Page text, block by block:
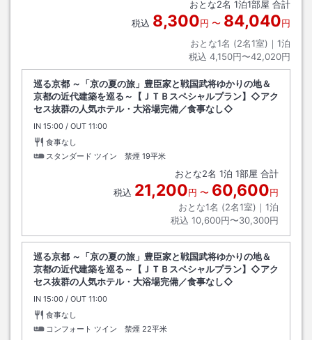
おとな2名 1泊1部屋 合計
税込 8,300円 〜 84,040円
おとな1名 (2名1室)｜ 1泊
税込 4,150円〜42,020円
巡る京都 ～「京の夏の旅」豊臣家と戦国武将ゆかりの地＆
京都の近代建築を巡る～【ＪＴＢスペシャルプラン】◇アク
セス抜群の人気ホテル・大浴場完備／食事なし◇
IN チェックイン
15:00 / OUT チェックアウト
11:00
食事なし
スタンダード ツイン 禁煙 19平米
おとな2名 1泊 1部屋 合計
税込 21,200円 〜 60,600円
おとな1名 (2名1室)｜ 1泊
税込 10,600円〜30,300円
巡る京都 ～「京の夏の旅」豊臣家と戦国武将ゆかりの地＆
京都の近代建築を巡る～【ＪＴＢスペシャルプラン】◇アク
セス抜群の人気ホテル・大浴場完備／食事なし◇
IN チェックイン
15:00 / OUT チェックアウト
11:00
食事なし
コンフォート ツイン 禁煙 22平米